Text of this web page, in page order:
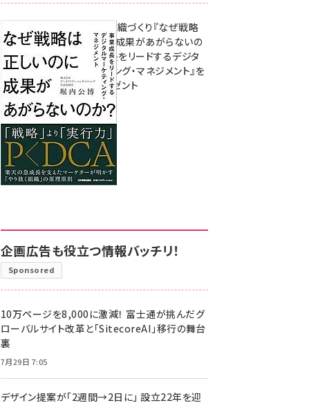
成果を生む組織づくり『なぜ戦略
は正しいのに成果があがらないの
か？ 事業成長をリードするデジタ
ルマーケティング・マネジメント』を
3名様にプレゼント
8月7日 10:00
企画広告も役立つ情報バッチリ！
Sponsored
10万ページを8,000に激減！ 富士通が挑んだグ
ローバルサイト改革と「SitecoreAI」移行の舞台
裏
7月29日 7:05
デザイン提案が「2週間→2日に」 設立22年を迎